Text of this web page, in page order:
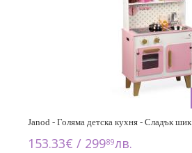
Janod - Голяма детска кухня - Сладък шик
153.33€ / 29989лв.